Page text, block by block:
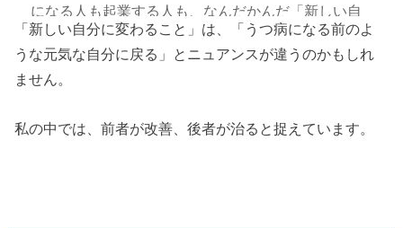
ないんですよ。心が悲鳴を上げたってことだから。
— ほっしー@メンタルハッカー
(@HossyMentalHack)
になる人も起業する人も、なんだかんだ「新しい自
分」になってますからね。「うつ病になる前の自
分」に戻ることはない。これは悪い意味ではなく、
良い意味です。
— ほっしー@メンタルハッカー
「新しい自分に変わること」は、「うつ病になる前のよ
うな元気な自分に戻る」とニュアンスが違うのかもしれ
ません。
私の中では、前者が改善、後者が治ると捉えています。